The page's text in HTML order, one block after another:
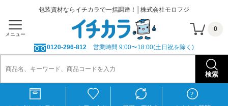
包装資材ならイチカラで一括調達！│株式会社モロフジ
メニュー
0
0120-296-812 営業時間 9:00〜18:00(土日祝を除く)